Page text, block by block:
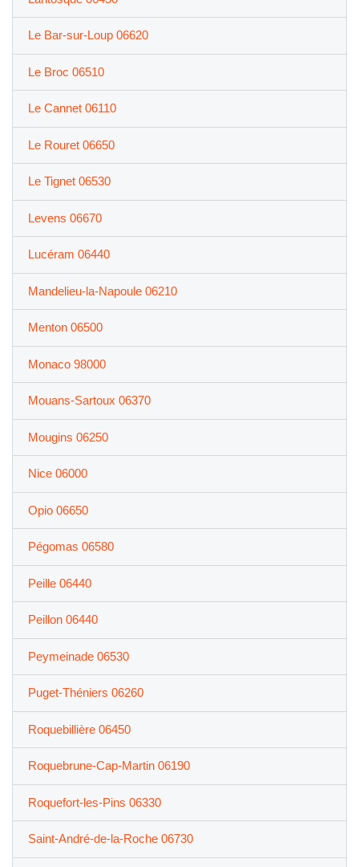
Le Bar-sur-Loup 06620
Le Broc 06510
Le Cannet 06110
Le Rouret 06650
Le Tignet 06530
Levens 06670
Lucéram 06440
Mandelieu-la-Napoule 06210
Menton 06500
Monaco 98000
Mouans-Sartoux 06370
Mougins 06250
Nice 06000
Opio 06650
Pégomas 06580
Peille 06440
Peillon 06440
Peymeinade 06530
Puget-Théniers 06260
Roquebillière 06450
Roquebrune-Cap-Martin 06190
Roquefort-les-Pins 06330
Saint-André-de-la-Roche 06730